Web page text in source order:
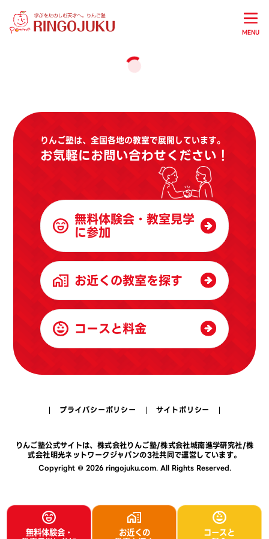
MENU
無料体験会・ お近くの コースと
りんご塾は、全国各地の教室で展開しています。
お気軽にお問い合わせください！
無料体験会・教室見学
に参加
お近くの教室を探す
コースと料金
プライバシーポリシー サイトポリシー
りんご塾公式サイトは、 株式会社りんご塾/株式会社城南進学研究社/株
式会社明光ネットワークジャパンの3社共同で運営しています。
Copyright © 2026 ringojuku.com. All Rights Reserved.